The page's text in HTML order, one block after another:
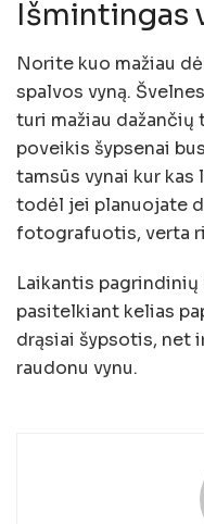
Išmintingas
Norite kuo mažiau
spalvos vyną.
turi mažiau
poveikis šypsenai
tamsūs vynai kur
todėl jei planuojate
fotografuotis, verta
Laikantis
pasitelkiant kelias
drąsiai šypsotis, net
raudonu vynu.